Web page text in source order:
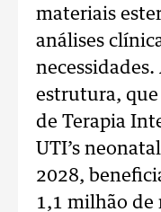
materiais
análises
estrutura,
de Terapia
UTI’s
2028,
1,1 milhão de